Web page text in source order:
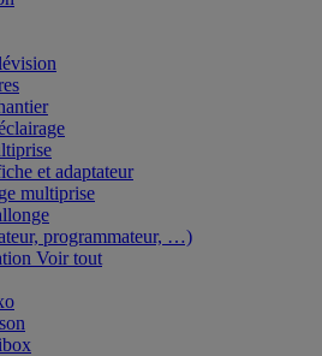
et adaptateur
multiprise
programmateur, …)
Voir tout